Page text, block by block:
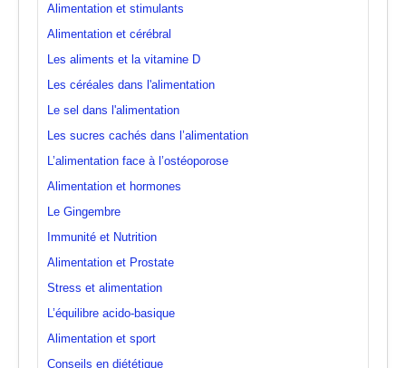
Alimentation et stimulants
Alimentation et cérébral
Les aliments et la vitamine D
Les céréales dans l'alimentation
Le sel dans l'alimentation
Les sucres cachés dans l’alimentation
L’alimentation face à l’ostéoporose
Alimentation et hormones
Le Gingembre
Immunité et Nutrition
Alimentation et Prostate
Stress et alimentation
L’équilibre acido-basique
Alimentation et sport
Conseils en diététique